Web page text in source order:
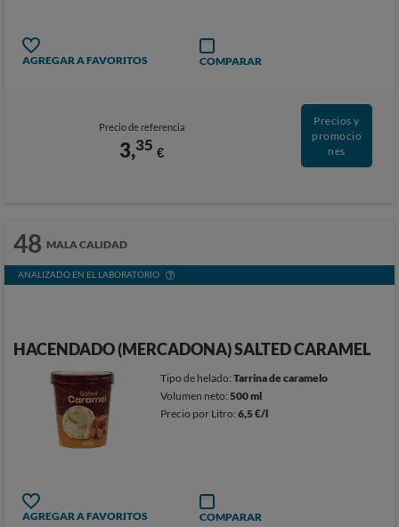
AGREGAR A FAVORITOS COMPARAR
Precio de referencia
3,35 €
Precios y
promocio
nes
48 MALA CALIDAD
ANALIZADO EN EL LABORATORIO
HACENDADO (MERCADONA) SALTED CARAMEL
Tipo de helado:Tarrina de caramelo
Volumen neto:500 ml
Precio por Litro:6,5 €/l
AGREGAR A FAVORITOS COMPARAR